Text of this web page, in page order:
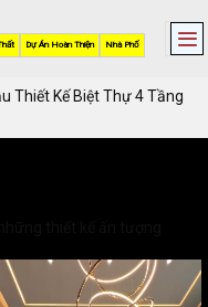
Thiết Kế Biệt Thự 4 Tầng
Nhà Phố
Dự Án Hoàn Thiện